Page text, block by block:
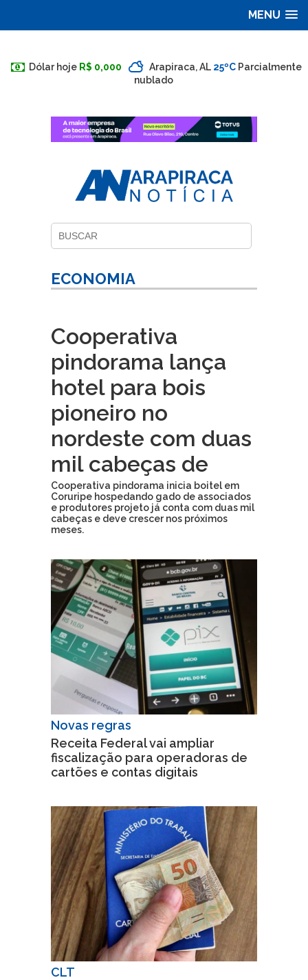
MENU
Dólar hoje R$ 0,000 Arapiraca, AL 25ºC Parcialmente
nublado
ECONOMIA
Cooperativa
pindorama lança
hotel para bois
pioneiro no
nordeste com duas
mil cabeças de
Cooperativa pindorama inicia boitel em
Coruripe hospedando gado de associados
e produtores projeto já conta com duas mil
cabeças e deve crescer nos próximos
meses.
Novas regras
Receita Federal vai ampliar
fiscalização para operadoras de
cartões e contas digitais
CLT